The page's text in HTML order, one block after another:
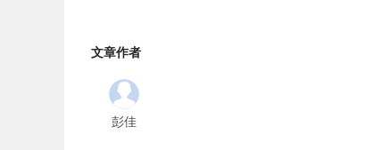
文章作者
彭佳